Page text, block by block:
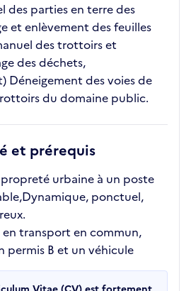
des parties en terre des
et enlèvement des feuilles
des trottoirs et
des déchets,
Déneigement des voies de
du domaine public.
et prérequis
urbaine à un poste
ponctuel,
en transport en commun,
permis B et un véhicule